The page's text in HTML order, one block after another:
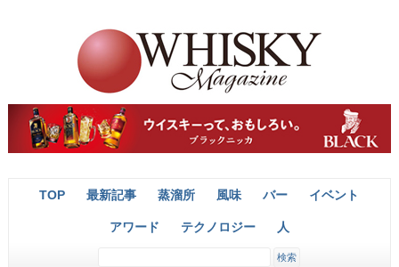
TOP 最新記事 蒸溜所 風味 バー イベント
アワード テクノロジー 人